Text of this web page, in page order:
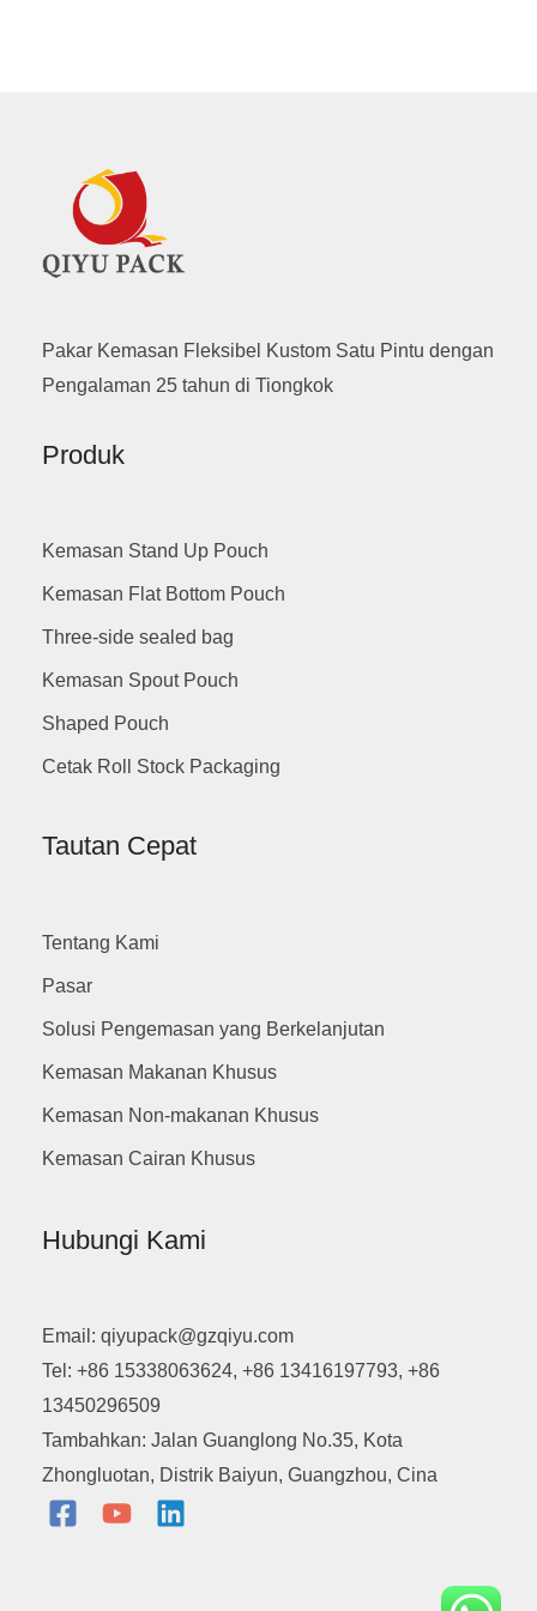
Pakar Kemasan Fleksibel Kustom Satu Pintu dengan
Pengalaman 25 tahun di Tiongkok
Produk
Kemasan Stand Up Pouch
Kemasan Flat Bottom Pouch
Three-side sealed bag
Kemasan Spout Pouch
Shaped Pouch
Cetak Roll Stock Packaging
Tautan Cepat
Tentang Kami
Pasar
Solusi Pengemasan yang Berkelanjutan
Kemasan Makanan Khusus
Kemasan Non-makanan Khusus
Kemasan Cairan Khusus
Hubungi Kami
Email: qiyupack@gzqiyu.com
Tel: +86 15338063624, +86 13416197793, +86
13450296509
Tambahkan: Jalan Guanglong No.35, Kota
Zhongluotan, Distrik Baiyun, Guangzhou, Cina